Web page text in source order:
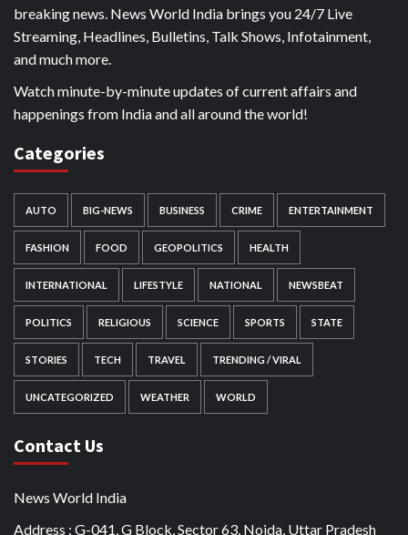
breaking news. News World India brings you 24/7 Live
Streaming, Headlines, Bulletins, Talk Shows, Infotainment,
and much more.
Watch minute-by-minute updates of current affairs and
happenings from India and all around the world!
Categories
AUTO BIG-NEWS BUSINESS CRIME ENTERTAINMENT
FASHION FOOD GEOPOLITICS HEALTH
INTERNATIONAL LIFESTYLE NATIONAL NEWSBEAT
POLITICS RELIGIOUS SCIENCE SPORTS STATE
STORIES TECH TRAVEL TRENDING / VIRAL
UNCATEGORIZED WEATHER WORLD
Contact Us
News World India
Address : G-041, G Block, Sector 63, Noida, Uttar Pradesh